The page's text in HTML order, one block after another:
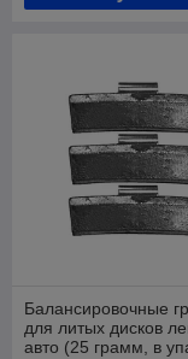
Балансировочные
для литых дисков
авто (25 грамм, в